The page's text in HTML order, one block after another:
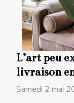
L’art peu
livraison
Samedi 2 mai